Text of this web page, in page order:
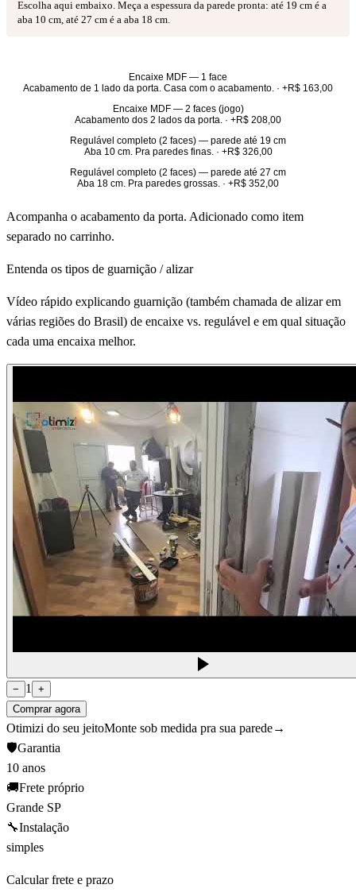
Escolha aqui embaixo. Meça a espessura da parede pronta: até 19 cm é a
aba 10 cm, até 27 cm é a aba 18 cm.
Encaixe MDF — 1 face
Acabamento de 1 lado da porta. Casa com o acabamento. · +R$ 163,00
Encaixe MDF — 2 faces (jogo)
Acabamento dos 2 lados da porta. · +R$ 208,00
Regulável completo (2 faces) — parede até 19 cm
Aba 10 cm. Pra paredes finas.· +R$ 326,00
Regulável completo (2 faces) — parede até 27 cm
Aba 18 cm. Pra paredes grossas. · +R$ 352,00
Acompanha o acabamento da porta. Adicionado como item
separado no carrinho.
Entenda os tipos de guarnição / alizar
Vídeo rápido explicando guarnição (também chamada de alizar em
várias regiões do Brasil) de encaixe vs. regulável e em qual situação
cada uma encaixa melhor.
− 1
+
Comprar agora
Otimizi do seu jeitoMonte sob medida pra sua parede→
🛡️Garantia
10 anos
🚚Frete próprio
Grande SP
🔧Instalação
simples
Calcular frete e prazo